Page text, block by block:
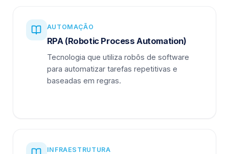
AUTOMAÇÃO
RPA (Robotic Process Automation)
Tecnologia que utiliza robôs de software
para automatizar tarefas repetitivas e
baseadas em regras.
INFRAESTRUTURA